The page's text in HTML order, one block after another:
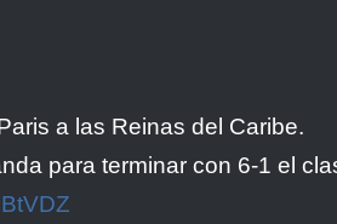
a las Reinas del Caribe.
para terminar con 6-1 el